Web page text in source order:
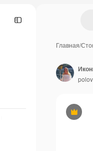
Главная/